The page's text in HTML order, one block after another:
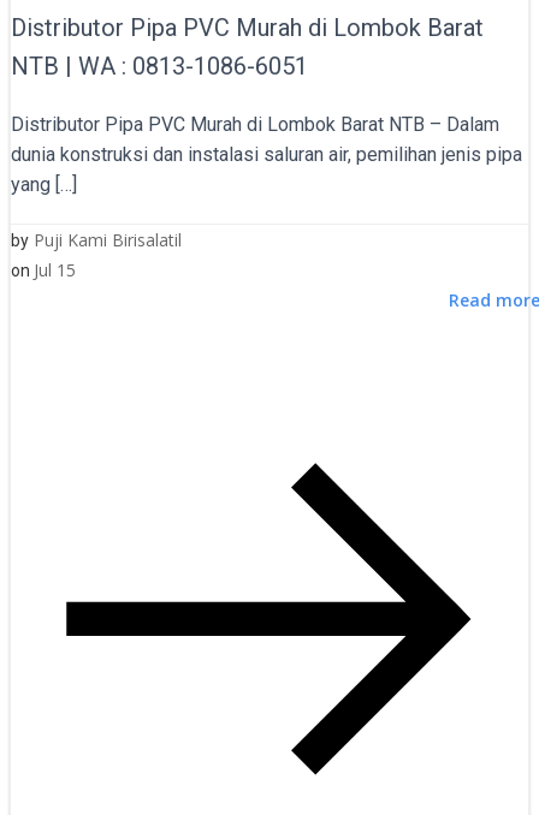
Distributor Pipa PVC Murah di Lombok Barat
NTB | WA : 0813-1086-6051
Distributor Pipa PVC Murah di Lombok Barat NTB – Dalam
dunia konstruksi dan instalasi saluran air, pemilihan jenis pipa
yang […]
by Puji Kami Birisalatil
on Jul 15
Read more